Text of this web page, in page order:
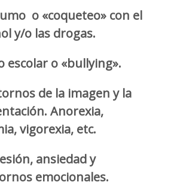
o «coqueteo» con el
y/o las drogas.
escolar o «bullying».
de la imagen y la
Anorexia,
vigorexia, etc.
ansiedad y
emocionales.